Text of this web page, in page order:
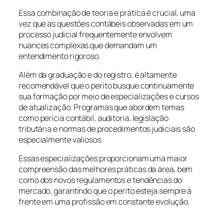
Essa combinação de teoria e prática é crucial, uma
vez que as questões contábeis observadas em um
processo judicial frequentemente envolvem
nuances complexas que demandam um
entendimento rigoroso.
Além da graduação e do registro, é altamente
recomendável que o perito busque continuamente
sua formação por meio de especializações e cursos
de atualização. Programas que abordem temas
como perícia contábil, auditoria, legislação
tributária e normas de procedimentos judiciais são
especialmente valiosos.
Essas especializações proporcionam uma maior
compreensão das melhores práticas da área, bem
como dos novos regulamentos e tendências do
mercado, garantindo que o perito esteja sempre à
frente em uma profissão em constante evolução.